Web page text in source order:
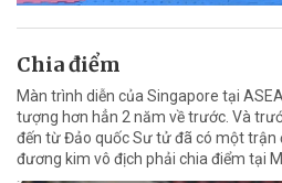
Chia điểm
Màn trình diễn của Singapore tại
tượng hơn hẳn 2 năm về trước. Và
đến từ Đảo quốc Sư tử đã có một trận
đương kim vô địch phải chia điểm tại